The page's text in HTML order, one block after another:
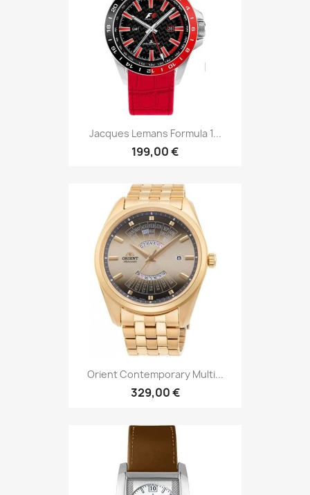
Jacques Lemans Formula 1...
199,00 €
Orient Contemporary Multi...
329,00 €